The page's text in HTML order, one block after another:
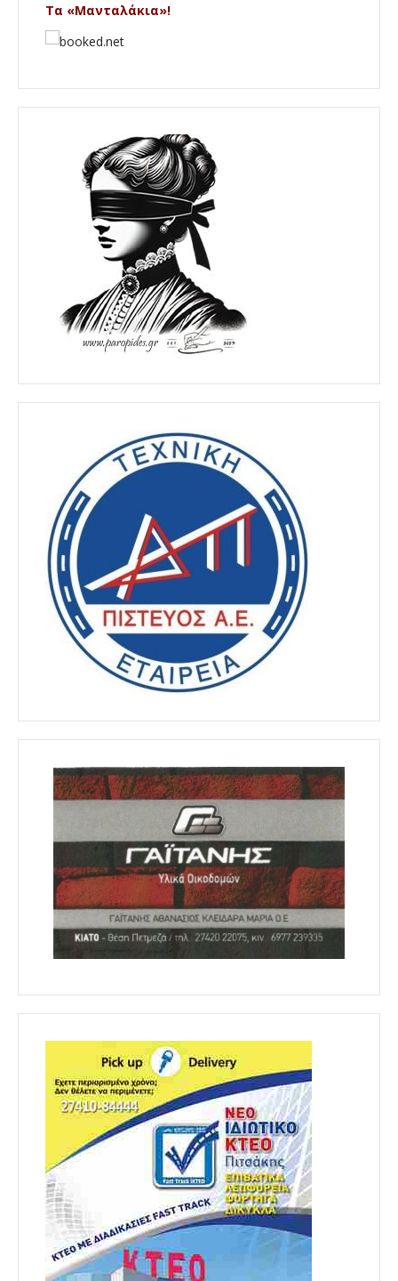
Τα «Μανταλάκια»!